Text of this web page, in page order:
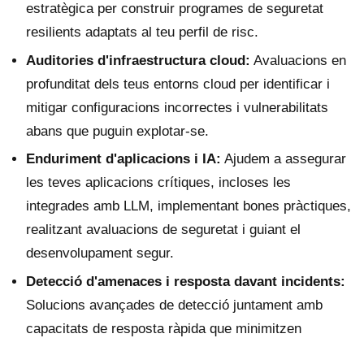
estratègica per construir programes de seguretat
resilients adaptats al teu perfil de risc.
Auditories d'infraestructura cloud: Avaluacions en
profunditat dels teus entorns cloud per identificar i
mitigar configuracions incorrectes i vulnerabilitats
abans que puguin explotar-se.
Enduriment d'aplicacions i IA: Ajudem a assegurar
les teves aplicacions crítiques, incloses les
integrades amb LLM, implementant bones pràctiques,
realitzant avaluacions de seguretat i guiant el
desenvolupament segur.
Detecció d'amenaces i resposta davant incidents:
Solucions avançades de detecció juntament amb
capacitats de resposta ràpida que minimitzen